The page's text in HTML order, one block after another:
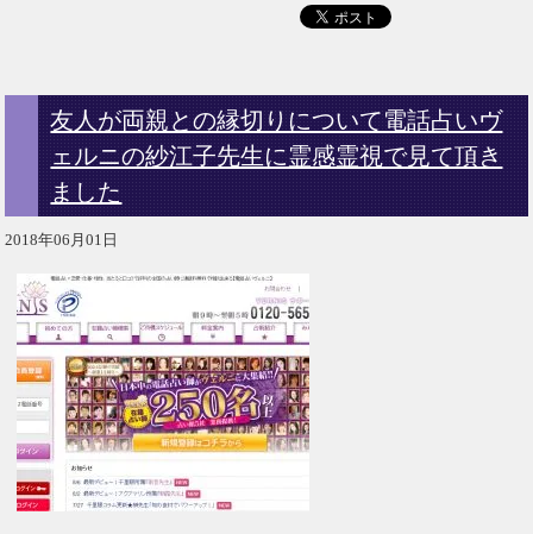
友人が両親との縁切りについて電話占いヴ
ェルニの紗江子先生に霊感霊視で見て頂き
ました
2018年06月01日